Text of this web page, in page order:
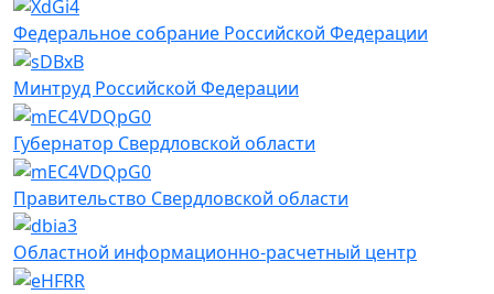
Федеральное собрание Российской Федерации
Минтруд Российской Федерации
Губернатор Свердловской области
Правительство Свердловской области
Областной информационно-расчетный центр